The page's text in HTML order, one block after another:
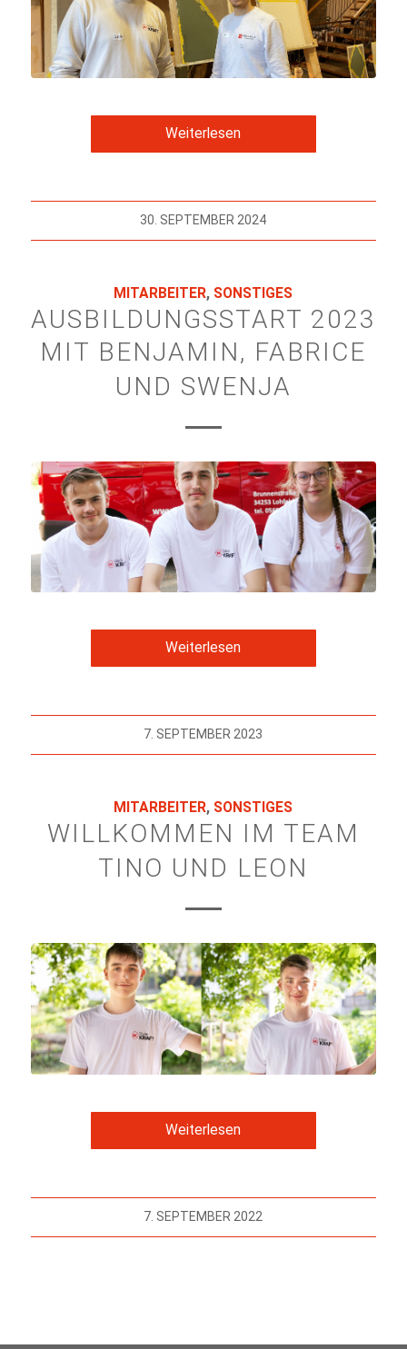
Weiterlesen
30. SEPTEMBER 2024
MITARBEITER, SONSTIGES
AUSBILDUNGSSTART 2023
MIT BENJAMIN, FABRICE
UND SWENJA
Weiterlesen
7. SEPTEMBER 2023
MITARBEITER, SONSTIGES
WILLKOMMEN IM TEAM
TINO UND LEON
Weiterlesen
7. SEPTEMBER 2022